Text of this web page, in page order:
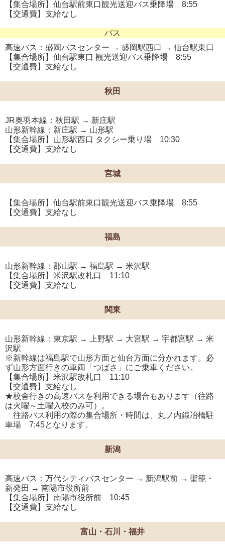
【集合場所】仙台駅前東口観光送迎バス乗降場 8:55
【交通費】支給なし
バス
高速バス：盛岡バスセンター → 盛岡駅西口 → 仙台駅東口
【集合場所】仙台駅東口 観光送迎バス乗降場 8:55
【交通費】支給なし
秋田
JR奥羽本線：秋田駅 → 新庄駅
山形新幹線：新庄駅 → 山形駅
【集合場所】山形駅西口 タクシー乗り場 10:30
【交通費】支給なし
宮城
【集合場所】仙台駅前東口観光送迎バス乗降場 8:55
【交通費】支給なし
福島
山形新幹線：郡山駅 → 福島駅 → 米沢駅
【集合場所】米沢駅改札口 11:10
【交通費】支給なし
関東
山形新幹線：東京駅 → 上野駅 → 大宮駅 → 宇都宮駅 → 米
沢駅
※新幹線は福島駅で山形方面と仙台方面に分かれます。必
ず山形方面行きの車両「つばさ」にご乗車ください。
【集合場所】米沢駅改札口 11:10
【交通費】支給なし
★校舎行きの高速バスを利用できる場合もあります（往路
は火曜～土曜入校のみ可）。
往路バス利用の際の集合場所・時間は、丸ノ内鍛冶橋駐
車場 7:45となります。
新潟
高速バス：万代シティバスセンター → 新潟駅前 → 聖籠・
新発田 → 南陽市役所前
【集合場所】南陽市役所前 10:45
【交通費】支給なし
富山・石川・福井